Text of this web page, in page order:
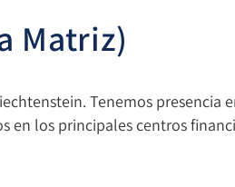
Matriz)
Tenemos presencia
en los principales centros